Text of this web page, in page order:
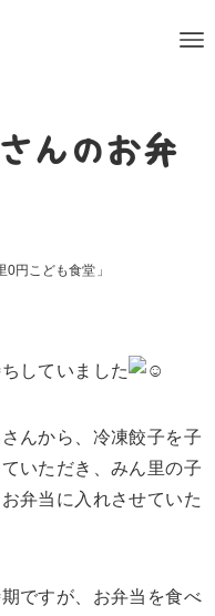
んのお弁
円こども食堂」
していました
んから、 冷凍餃子を子
いただき、 みん里の子
お弁当に入れさせていた
ですが、 お弁当を食べ